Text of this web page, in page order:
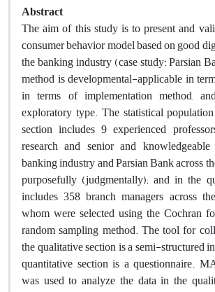
Abstract
The aim of this study is to present and
consumer behavior model based on good
the banking industry (case study: Parsian
method is developmental-applicable in
in terms of implementation method,
exploratory type. The statistical
section includes 9 experienced
research and senior and
banking industry and Parsian Bank across
purposefully (judgmentally); and in the
includes 358 branch managers across
whom were selected using the Cochran
random sampling method. The tool for
the qualitative section is a semi-structured
quantitative section is a questionnaire.
was used to analyze the data in the